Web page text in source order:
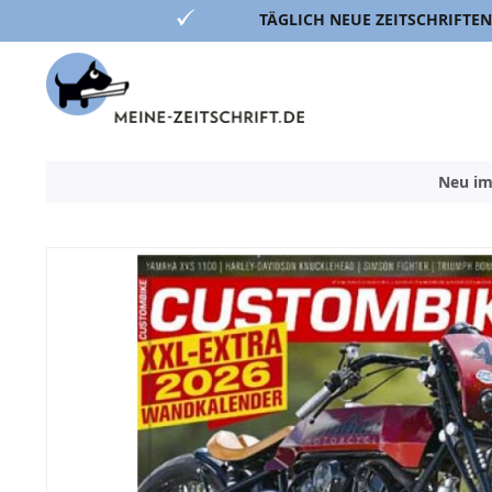
TÄGLICH NEUE ZEITSCHRIFTEN
Inhalt
Neu
Bildergalerie